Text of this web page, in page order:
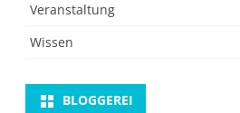
Veranstaltung
Wissen
BLOGGEREI